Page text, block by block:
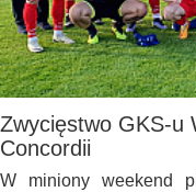
Zwycięstwo GKS-u
Concordii
W miniony weekend